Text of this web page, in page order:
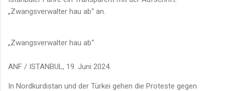
„Zwangsverwalter hau ab“ an.
„Zwangsverwalter hau ab“
ANF / ISTANBUL, 19. Juni 2024.
In Nordkurdistan und der Türkei gehen die Proteste gegen